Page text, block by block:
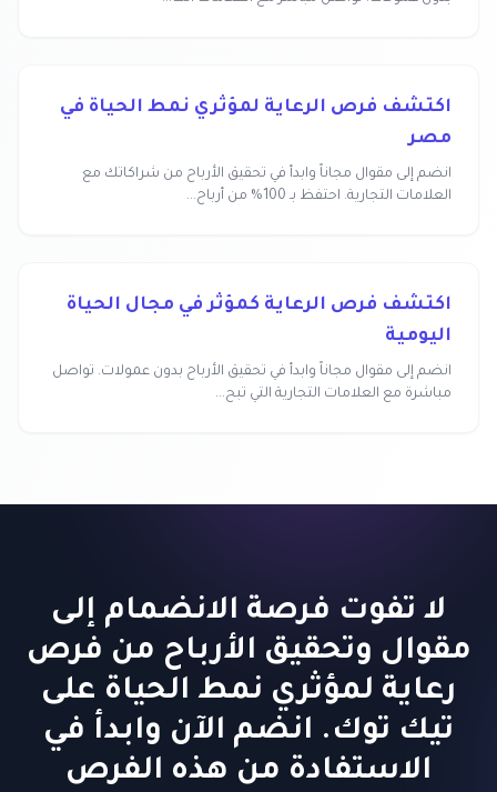
اكتشف فرص الرعاية لمؤثري نمط الحياة في
مصر
انضم إلى مقوال مجاناً وابدأ في تحقيق الأرباح من شراكاتك مع
العلامات التجارية. احتفظ بـ 100% من أرباح...
اكتشف فرص الرعاية كمؤثر في مجال الحياة
اليومية
انضم إلى مقوال مجاناً وابدأ في تحقيق الأرباح بدون عمولات. تواصل
مباشرة مع العلامات التجارية التي تبح...
لا تفوت فرصة الانضمام إلى
مقوال وتحقيق الأرباح من فرص
رعاية لمؤثري نمط الحياة على
تيك توك. انضم الآن وابدأ في
الاستفادة من هذه الفرص